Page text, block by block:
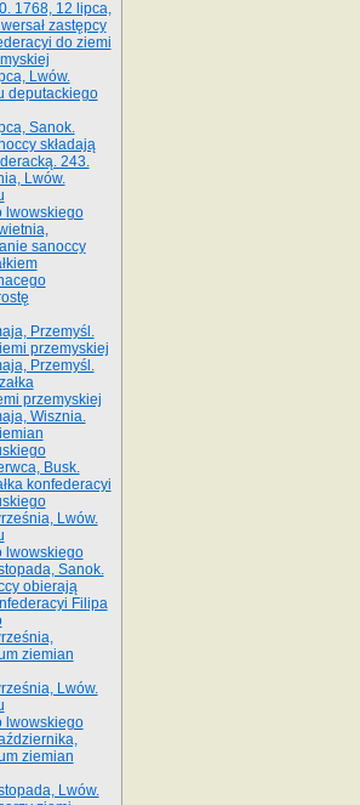
1768, 12 lipca,
zastępcy
do ziemi
Lwów.
deputackiego
Sanok.
składają
243.
Lwów.
lwowskiego
sanoccy
Przemyśl.
przemyskiej
Przemyśl.
przemyskiej
Wisznia.
Busk.
konfederacyi
Lwów.
lwowskiego
Sanok.
obierają
Filipa
ziemian
Lwów.
lwowskiego
ziemian
Lwów.